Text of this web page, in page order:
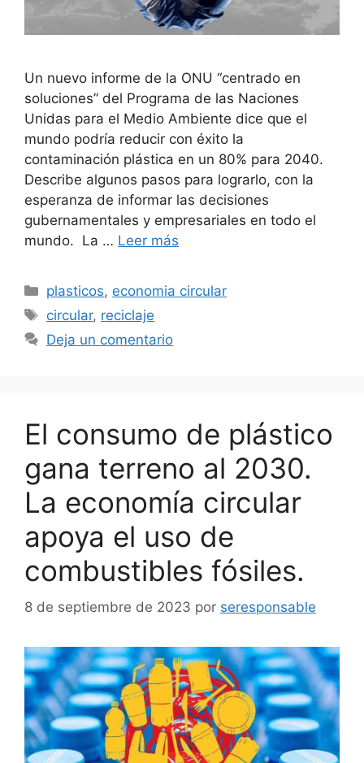
Un nuevo informe de la ONU “centrado en
soluciones” del Programa de las Naciones
Unidas para el Medio Ambiente dice que el
mundo podría reducir con éxito la
contaminación plástica en un 80% para 2040.
Describe algunos pasos para lograrlo, con la
esperanza de informar las decisiones
gubernamentales y empresariales en todo el
mundo. La … Leer más
Categorías
plasticos, economia circular
Etiquetas
circular, reciclaje
Deja un comentario
El consumo de plástico
gana terreno al 2030.
La economía circular
apoya el uso de
combustibles fósiles.
8 de septiembre de 2023 por seresponsable